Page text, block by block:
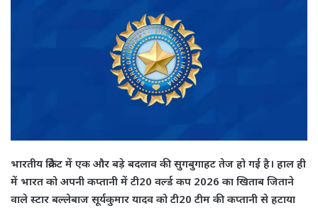
भारतीय क्रिकेट में एक और बड़े बदलाव की सुगबुगाहट तेज हो गई है। हाल ही
में भारत को अपनी कप्तानी में टी20 वर्ल्ड कप 2026 का खिताब जिताने
वाले स्टार बल्लेबाज सूर्यकुमार यादव को टी20 टीम की कप्तानी से हटाया